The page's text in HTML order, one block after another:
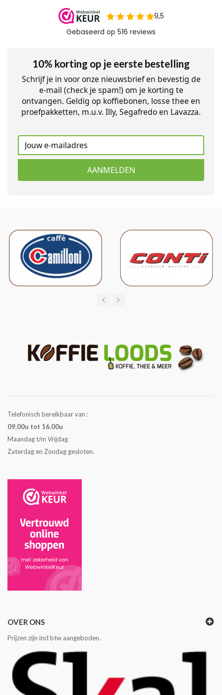
10% korting op je eerste bestelling
Schrijf je in voor onze nieuwsbrief en bevestig de
e-mail (check je spam!) om je korting te
ontvangen. Geldig op koffiebonen, losse thee en
proefpakketten, m.u.v. Illy, Segafredo en Lavazza.
AANMELDEN
Telefonisch bereikbaar van :
09.00u tot 16.00u
Maandag t/m Vrijdag
Zaterdag en Zondag gesloten.
OVER ONS
Prijzen zijn incl btw aangeboden.